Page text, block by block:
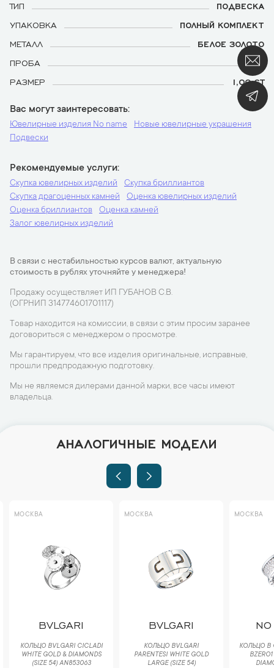
ТИП
ПОДВЕСКА
УПАКОВКА
ПОЛНЫЙ КОМПЛЕКТ
МЕТАЛЛ
БЕЛОЕ ЗОЛОТО
ПРОБА
585
РАЗМЕР
1,00 CT
Вас могут заинтересовать
Ювелирные изделия No name
Новые ювелирные украшения
Подвески
Рекомендуемые услуги
Скупка ювелирных изделий
Скупка бриллиантов
Скупка драгоценных камней
Оценка ювелирных изделий
Оценка бриллиантов
Оценка камней
Залог ювелирных изделий
В связи с нестабильностью курсов валют, актуальную
стоимость в рублях уточняйте у менеджера!
Продажу осуществляет ИП ГУБАНОВ С.В.
(ОГРНИП 314774601701117)
Товар находится на комиссии, в связи с этим просим заранее
договориться с менеджером о просмотре.
Мы гарантируем, что все изделия оригинальные, исправные,
прошли предпродажную подготовку.
Мы не являемся дилерами данной марки, все часы имеют
владельца.
АНАЛОГИЧНЫЕ МОДЕЛИ
МОСКВА
BVLGARI
КОЛЬЦО BVLGARI CICLADI
WHITE GOLD & DIAMONDS
(SIZE 54) AN853063
МОСКВА
BVLGARI
КОЛЬЦО BVLGARI
PARENTESI WHITE GOLD
LARGE (SIZE 54)
МОСКВА
КОЛЬЦО В